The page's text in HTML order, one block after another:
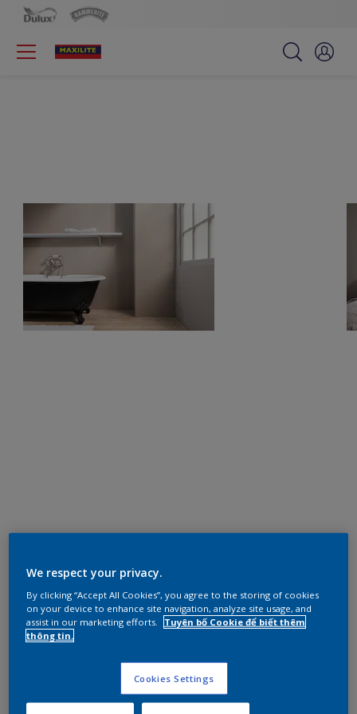
We respect your privacy.
By clicking “Accept All Cookies”, you agree to the storing of cookies
on your device to enhance site navigation, analyze site usage, and
assist in our marketing efforts.
Tuyên bố Cookie để biết thêm
thông tin.
Cookies Settings